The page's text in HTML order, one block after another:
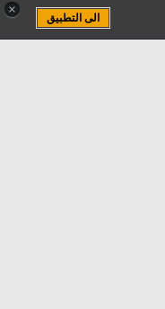
×
الى التطبيق